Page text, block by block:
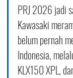
PRJ 2026 jadi
Kawasaki
belum pernah
Indonesia,
KLX150 XPL,